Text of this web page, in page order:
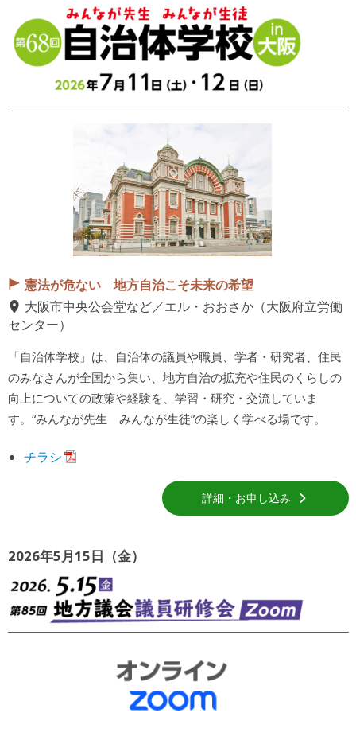
憲法が危ない 地方自治こそ未来の希望
大阪市中央公会堂など／エル・おおさか（大阪府立労働
センター）
「自治体学校」は、自治体の議員や職員、学者・研究者、住民
のみなさんが全国から集い、地方自治の拡充や住民のくらしの
向上についての政策や経験を、学習・研究・交流していま
す。“みんなが先生 みんなが生徒”の楽しく学べる場です。
チラシ
詳細・お申し込み
2026年5月15日（金）